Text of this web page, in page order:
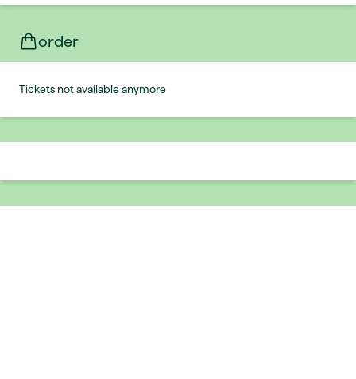
order
Tickets not available anymore